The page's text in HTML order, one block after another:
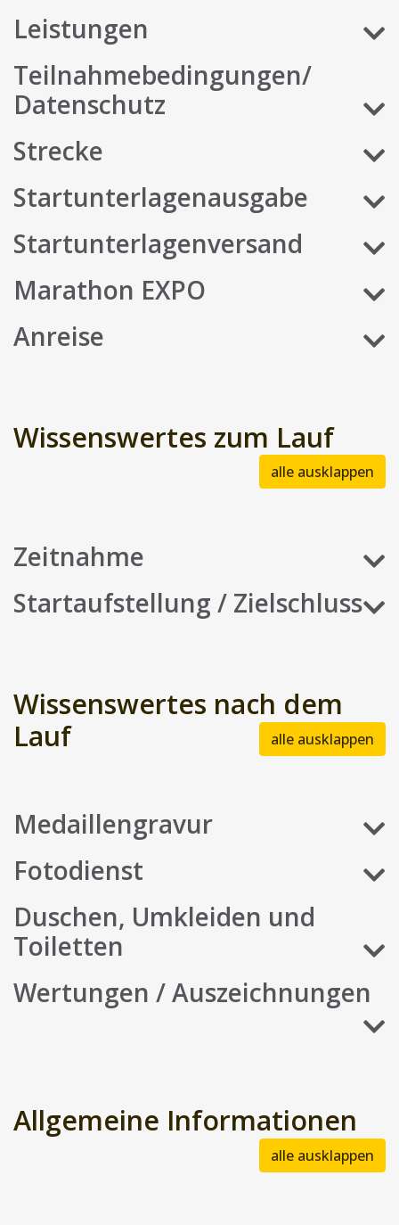
Leistungen
Teilnahmebedingungen/
Datenschutz
Strecke
Startunterlagenausgabe
Startunterlagenversand
Marathon EXPO
Anreise
Wissenswertes zum Lauf
alle ausklappen
Zeitnahme
Startaufstellung / Zielschluss
Wissenswertes nach dem
Lauf
alle ausklappen
Medaillengravur
Fotodienst
Duschen, Umkleiden und
Toiletten
Wertungen / Auszeichnungen
Allgemeine Informationen
alle ausklappen